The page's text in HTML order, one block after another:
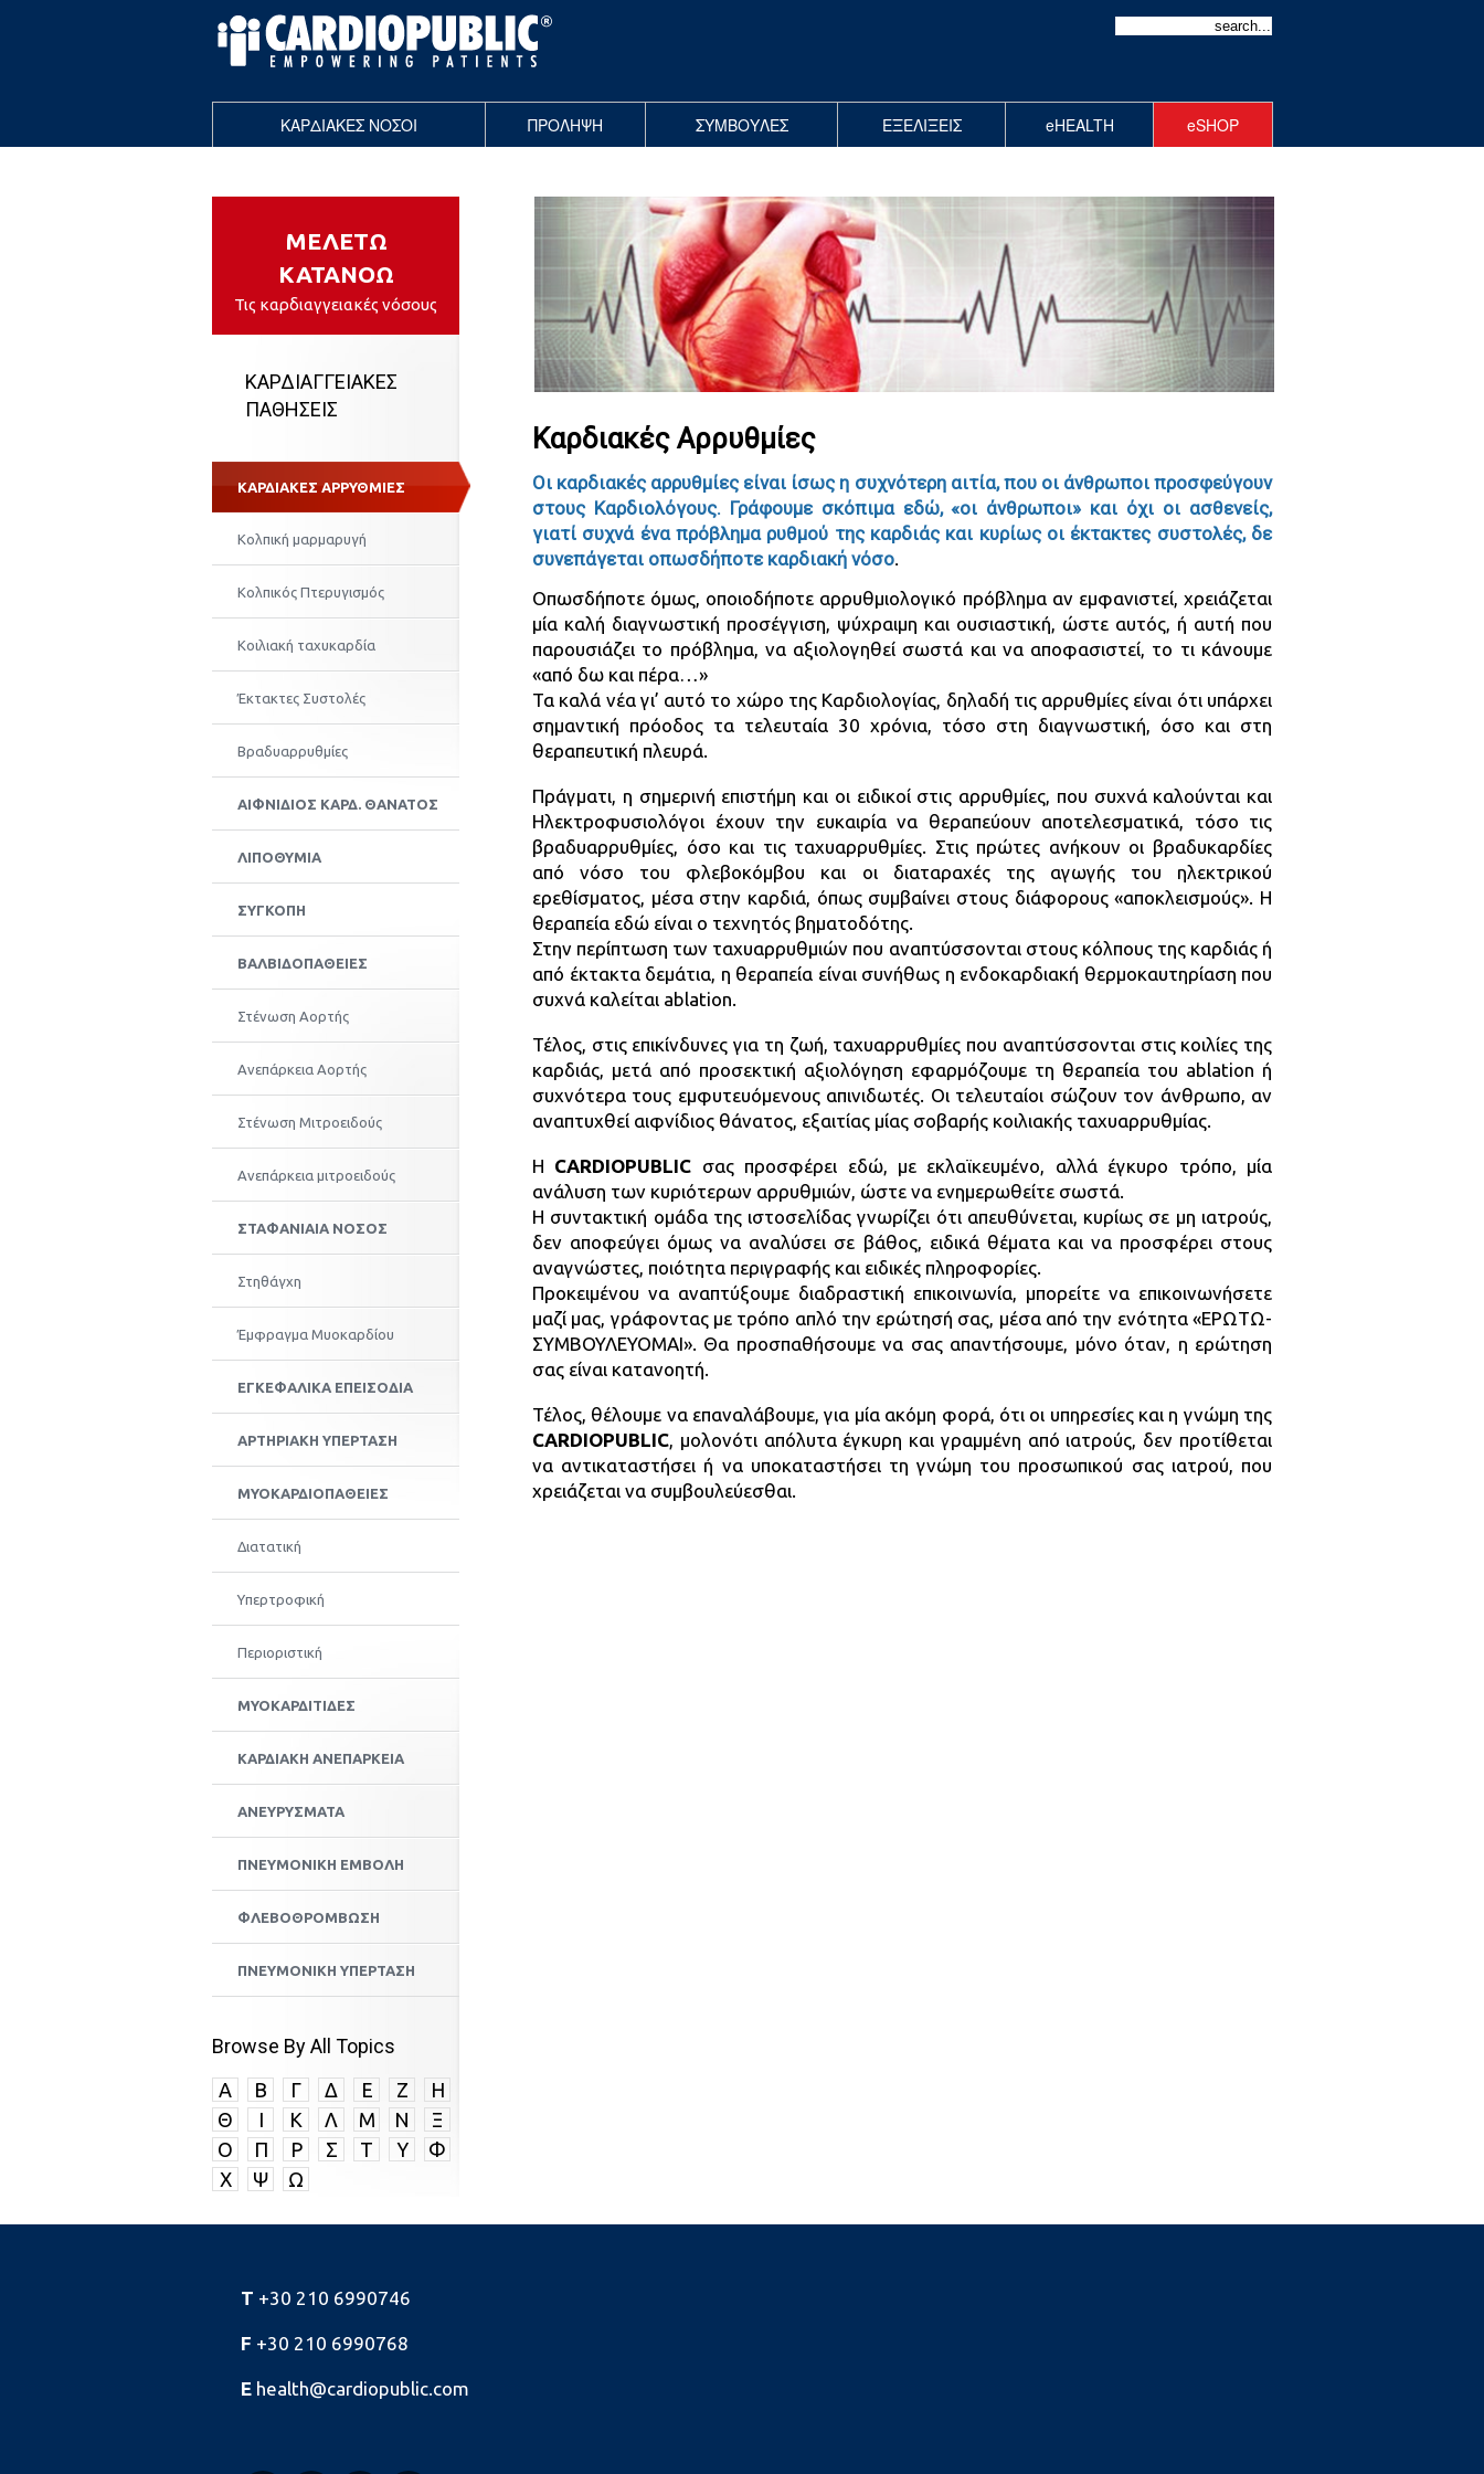
ΚΑΡΔΙΑΚΕΣ ΝΟΣΟΙ ΠΡΟΛΗΨΗ ΣΥΜΒΟΥΛΕΣ ΕΞΕΛΙΞΕΙΣ eHEALTH eSHOP
ΜΕΛΕΤΩ
ΚΑΤΑΝΟΩ
Τις καρδιαγγειακές νόσους
ΚΑΡΔΙΑΓΓΕΙΑΚΕΣ
ΠΑΘΗΣΕΙΣ
ΚΑΡΔΙΑΚΕΣ ΑΡΡΥΘΜΙΕΣ
Kολπική μαρμαρυγή
Κολπικός Πτερυγισμός
Κοιλιακή ταχυκαρδία
Έκτακτες Συστολές
Βραδυαρρυθμίες
ΑΙΦΝΙΔΙΟΣ ΚΑΡΔ. ΘΑΝΑΤΟΣ
ΛΙΠΟΘΥΜΙΑ
ΣΥΓΚΟΠΗ
ΒΑΛΒΙΔΟΠΑΘΕΙΕΣ
Στένωση Αορτής
Ανεπάρκεια Αορτής
Στένωση Μιτροειδούς
Ανεπάρκεια μιτροειδούς
ΣΤΑΦΑΝΙΑΙΑ ΝΟΣΟΣ
Στηθάγχη
Έμφραγμα Μυοκαρδίου
ΕΓΚΕΦΑΛΙΚΑ ΕΠΕΙΣΟΔΙΑ
ΑΡΤΗΡΙΑΚΗ ΥΠΕΡΤΑΣΗ
ΜΥΟΚΑΡΔΙΟΠΑΘΕΙΕΣ
Διατατική
Υπερτροφική
Περιοριστική
ΜΥΟΚΑΡΔΙΤΙΔΕΣ
ΚΑΡΔΙΑΚΗ ΑΝΕΠΑΡΚΕΙΑ
ΑΝΕΥΡΥΣΜΑΤΑ
ΠΝΕΥΜΟΝΙΚΗ ΕΜΒΟΛΗ
ΦΛΕΒΟΘΡΟΜΒΩΣΗ
ΠΝΕΥΜΟΝΙΚΗ ΥΠΕΡΤΑΣΗ
Browse By All Topics
A B Γ Δ E Ζ
Η
Θ
I K Λ Μ Ν
Ξ
Ο
Π P Σ Τ Υ
Φ
Χ
Ψ Ω
Καρδιακές Αρρυθμίες
Οι καρδιακές αρρυθμίες είναι ίσως η συχνότερη αιτία, που οι άνθρωποι προσφεύγουν
στους Καρδιολόγους. Γράφουμε σκόπιμα εδώ, «οι άνθρωποι» και όχι οι ασθενείς,
γιατί συχνά ένα πρόβλημα ρυθμού της καρδιάς και κυρίως οι έκτακτες συστολές, δε
συνεπάγεται οπωσδήποτε καρδιακή νόσο.
Οπωσδήποτε όμως, οποιοδήποτε αρρυθμιολογικό πρόβλημα αν εμφανιστεί, χρειάζεται
μία καλή διαγνωστική προσέγγιση, ψύχραιμη και ουσιαστική, ώστε αυτός, ή αυτή που
παρουσιάζει το πρόβλημα, να αξιολογηθεί σωστά και να αποφασιστεί, το τι κάνουμε
«από δω και πέρα…»
Τα καλά νέα γι’ αυτό το χώρο της Καρδιολογίας, δηλαδή τις αρρυθμίες είναι ότι υπάρχει
σημαντική πρόοδος τα τελευταία 30 χρόνια, τόσο στη διαγνωστική, όσο και στη
θεραπευτική πλευρά.
Πράγματι, η σημερινή επιστήμη και οι ειδικοί στις αρρυθμίες, που συχνά καλούνται και
Ηλεκτροφυσιολόγοι έχουν την ευκαιρία να θεραπεύουν αποτελεσματικά, τόσο τις
βραδυαρρυθμίες, όσο και τις ταχυαρρυθμίες. Στις πρώτες ανήκουν οι βραδυκαρδίες
από νόσο του φλεβοκόμβου και οι διαταραχές της αγωγής του ηλεκτρικού
ερεθίσματος, μέσα στην καρδιά, όπως συμβαίνει στους διάφορους «αποκλεισμούς». Η
θεραπεία εδώ είναι ο τεχνητός βηματοδότης.
Στην περίπτωση των ταχυαρρυθμιών που αναπτύσσονται στους κόλπους της καρδιάς ή
από έκτακτα δεμάτια, η θεραπεία είναι συνήθως η ενδοκαρδιακή θερμοκαυτηρίαση που
συχνά καλείται ablation.
Τέλος, στις επικίνδυνες για τη ζωή, ταχυαρρυθμίες που αναπτύσσονται στις κοιλίες της
καρδιάς, μετά από προσεκτική αξιολόγηση εφαρμόζουμε τη θεραπεία του ablation ή
συχνότερα τους εμφυτευόμενους απινιδωτές. Οι τελευταίοι σώζουν τον άνθρωπο, αν
αναπτυχθεί αιφνίδιος θάνατος, εξαιτίας μίας σοβαρής κοιλιακής ταχυαρρυθμίας.
H CARDIOPUBLIC σας προσφέρει εδώ, με εκλαϊκευμένο, αλλά έγκυρο τρόπο, μία
ανάλυση των κυριότερων αρρυθμιών, ώστε να ενημερωθείτε σωστά.
Η συντακτική ομάδα της ιστοσελίδας γνωρίζει ότι απευθύνεται, κυρίως σε μη ιατρούς,
δεν αποφεύγει όμως να αναλύσει σε βάθος, ειδικά θέματα και να προσφέρει στους
αναγνώστες, ποιότητα περιγραφής και ειδικές πληροφορίες.
Προκειμένου να αναπτύξουμε διαδραστική επικοινωνία, μπορείτε να επικοινωνήσετε
μαζί μας, γράφοντας με τρόπο απλό την ερώτησή σας, μέσα από την ενότητα «ΕΡΩΤΩ-
ΣΥΜΒΟΥΛΕΥΟΜΑΙ». Θα προσπαθήσουμε να σας απαντήσουμε, μόνο όταν, η ερώτηση
σας είναι κατανοητή.
Τέλος, θέλουμε να επαναλάβουμε, για μία ακόμη φορά, ότι οι υπηρεσίες και η γνώμη της
CARDIOPUBLIC , μολονότι απόλυτα έγκυρη και γραμμένη από ιατρούς, δεν προτίθεται
να αντικαταστήσει ή να υποκαταστήσει τη γνώμη του προσωπικού σας ιατρού, που
χρειάζεται να συμβουλεύεσθαι.
T +30 210 6990746
F +30 210 6990768
E health@cardiopublic.com